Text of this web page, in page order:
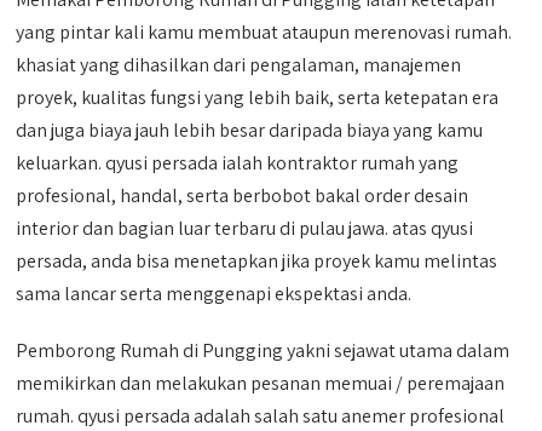
yang pintar kali kamu membuat ataupun merenovasi rumah.
khasiat yang dihasilkan dari pengalaman, manajemen
proyek, kualitas fungsi yang lebih baik, serta ketepatan era
dan juga biaya jauh lebih besar daripada biaya yang kamu
keluarkan. qyusi persada ialah kontraktor rumah yang
profesional, handal, serta berbobot bakal order desain
interior dan bagian luar terbaru di pulau jawa. atas qyusi
persada, anda bisa menetapkan jika proyek kamu melintas
sama lancar serta menggenapi ekspektasi anda.
Pemborong Rumah di Pungging yakni sejawat utama dalam
memikirkan dan melakukan pesanan memuai / peremajaan
rumah. qyusi persada adalah salah satu anemer profesional